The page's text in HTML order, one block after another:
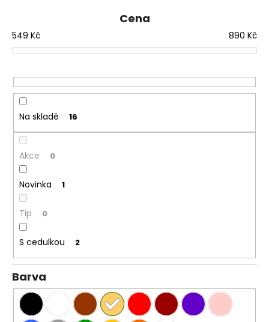
í
p
o
d
u
k
ů
Cena
549 Kč 890 Kč
Na skladě 16
Akce 0
Novinka 1
Tip 0
S cedulkou 2
Barva